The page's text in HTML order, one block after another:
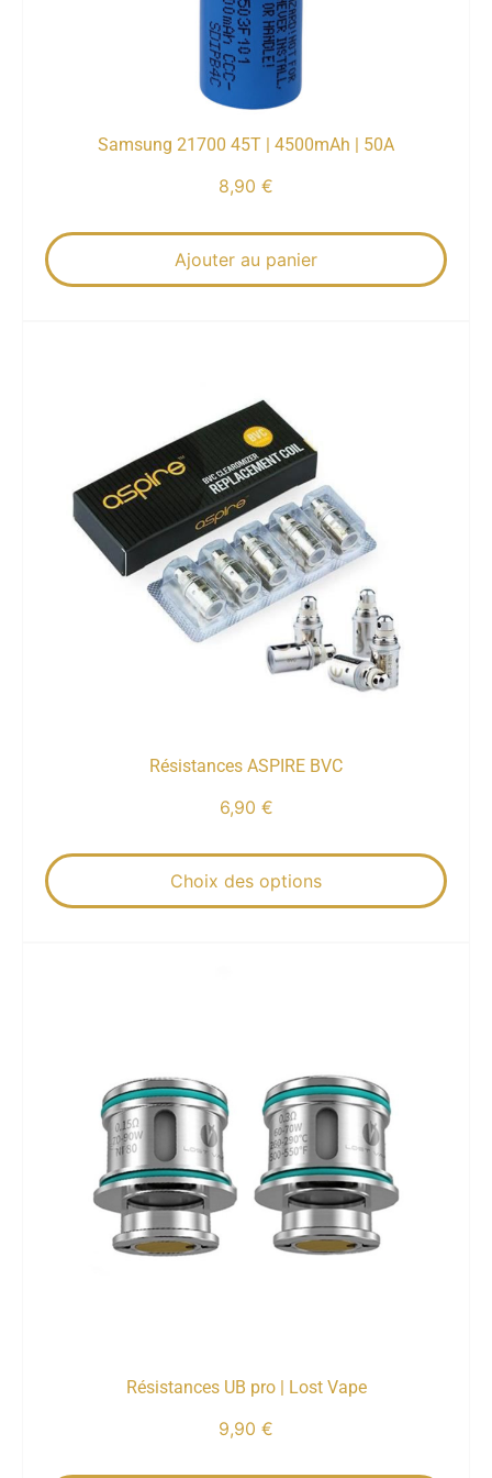
Samsung 21700 45T | 4500mAh | 50A
8,90 €
Ajouter au panier
Résistances ASPIRE BVC
6,90 €
Choix des options
Résistances UB pro | Lost Vape
9,90 €